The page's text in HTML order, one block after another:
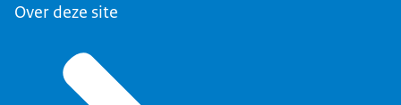
Over deze site